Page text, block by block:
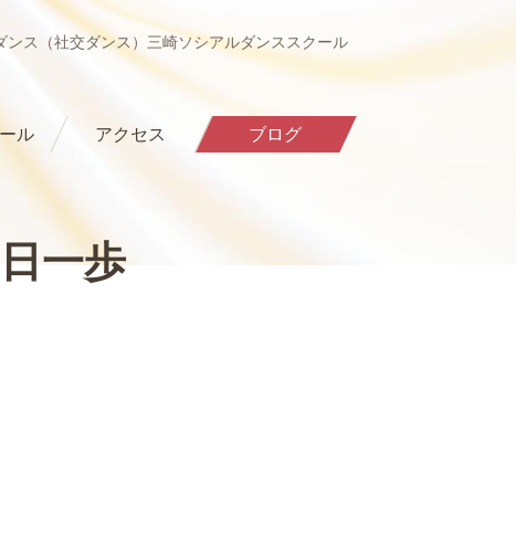
ス（社交ダンス）三崎ソシアルダンススクール
ル アクセス ブログ
一歩